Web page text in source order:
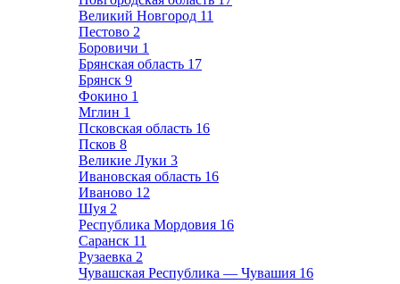
Великий Новгород 11
Пестово 2
Боровичи 1
Брянская область 17
Брянск 9
Фокино 1
Мглин 1
Псковская область 16
Псков 8
Великие Луки 3
Ивановская область 16
Иваново 12
Шуя 2
Республика Мордовия 16
Саранск 11
Рузаевка 2
Чувашская Республика — Чувашия 16